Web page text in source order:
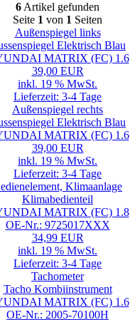
6 Artikel gefunden
Seite 1 von 1 Seiten
Außenspiegel links
Elektrisch Blau
MATRIX (FC) 1.6
39,00 EUR
inkl. 19 % MwSt.
Lieferzeit: 3-4 Tage
Außenspiegel rechts
Elektrisch Blau
MATRIX (FC) 1.6
39,00 EUR
inkl. 19 % MwSt.
Lieferzeit: 3-4 Tage
Klimaanlage
Klimabedienteil
MATRIX (FC) 1.8
OE-Nr.: 9725017XXX
34,99 EUR
inkl. 19 % MwSt.
Lieferzeit: 3-4 Tage
Tachometer
Tacho Kombiinstrument
MATRIX (FC) 1.6
OE-Nr.: 2005-70100H